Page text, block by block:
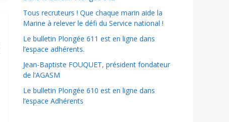
Tous recruteurs ! Que chaque marin aide la
Marine à relever le défi du Service national !
Le bulletin Plongée 611 est en ligne dans
l’espace adhérents.
Jean-Baptiste FOUQUET, président fondateur
de l’AGASM
Le bulletin Plongée 610 est en ligne dans
l’espace Adhérents